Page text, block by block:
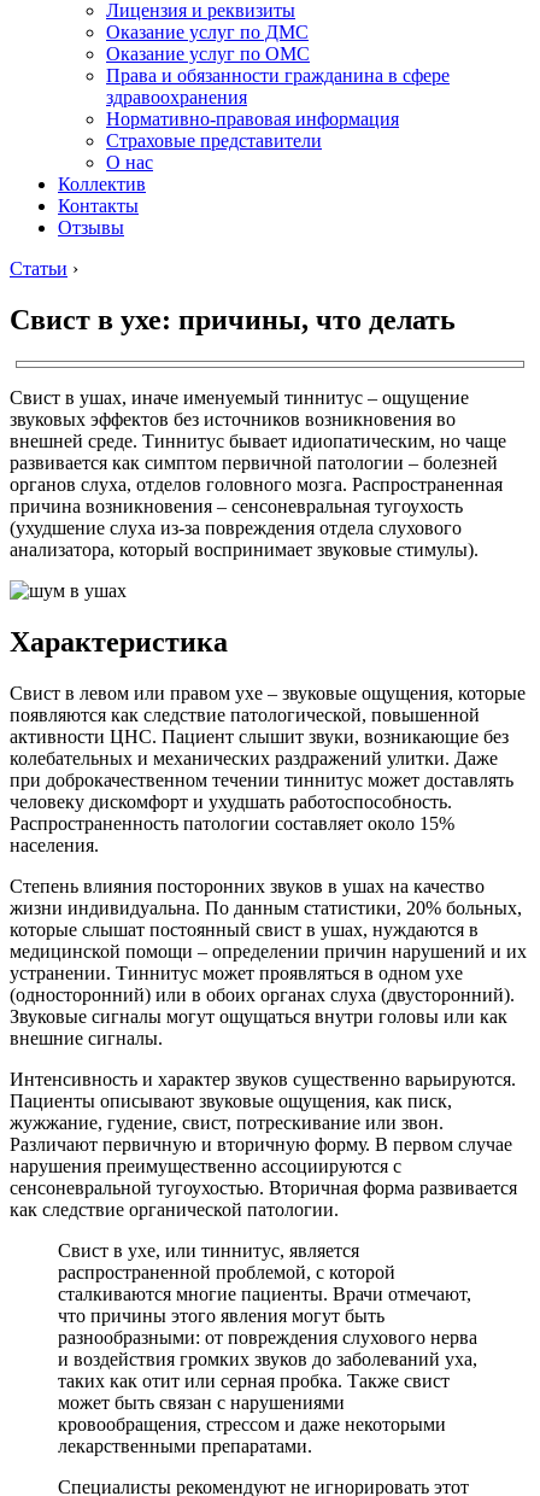
Лицензия и реквизиты
Оказание услуг по ДМС
Оказание услуг по ОМС
Права и обязанности гражданина в сфере
здравоохранения
Нормативно-правовая информация
Страховые представители
О нас
Коллектив
Контакты
Отзывы
Статьи ›
Свист в ухе: причины, что делать
Свист в ушах, иначе именуемый тиннитус – ощущение
звуковых эффектов без источников возникновения во
внешней среде. Тиннитус бывает идиопатическим, но чаще
развивается как симптом первичной патологии – болезней
органов слуха, отделов головного мозга. Распространенная
причина возникновения – сенсоневральная тугоухость
(ухудшение слуха из-за повреждения отдела слухового
анализатора, который воспринимает звуковые стимулы).
Характеристика
Свист в левом или правом ухе – звуковые ощущения, которые
появляются как следствие патологической, повышенной
активности ЦНС. Пациент слышит звуки, возникающие без
колебательных и механических раздражений улитки. Даже
при доброкачественном течении тиннитус может доставлять
человеку дискомфорт и ухудшать работоспособность.
Распространенность патологии составляет около 15%
населения.
Степень влияния посторонних звуков в ушах на качество
жизни индивидуальна. По данным статистики, 20% больных,
которые слышат постоянный свист в ушах, нуждаются в
медицинской помощи – определении причин нарушений и их
устранении. Тиннитус может проявляться в одном ухе
(односторонний) или в обоих органах слуха (двусторонний).
Звуковые сигналы могут ощущаться внутри головы или как
внешние сигналы.
Интенсивность и характер звуков существенно варьируются.
Пациенты описывают звуковые ощущения, как писк,
жужжание, гудение, свист, потрескивание или звон.
Различают первичную и вторичную форму. В первом случае
нарушения преимущественно ассоциируются с
сенсоневральной тугоухостью. Вторичная форма развивается
как следствие органической патологии.
Свист в ухе, или тиннитус, является
распространенной проблемой, с которой
сталкиваются многие пациенты. Врачи отмечают,
что причины этого явления могут быть
разнообразными: от повреждения слухового нерва
и воздействия громких звуков до заболеваний уха,
таких как отит или серная пробка. Также свист
может быть связан с нарушениями
кровообращения, стрессом и даже некоторыми
лекарственными препаратами.
Специалисты рекомендуют не игнорировать этот